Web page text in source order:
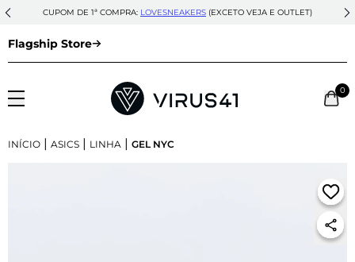
CUPOM DE 1ª COMPRA: LOVESNEAKERS (EXCETO VEJA E OUTLET)
Flagship Store
0
INÍCIO | ASICS | LINHA | GEL NYC